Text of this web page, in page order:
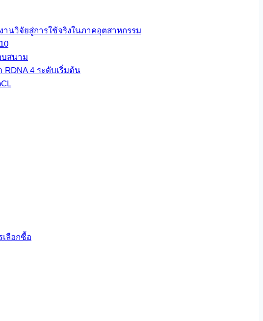
านวิจัยสู่การใช้จริงในภาคอุตสาหกรรม
บสนาม
RDNA 4 ระดับเริ่มต้น
เลือกซื้อ